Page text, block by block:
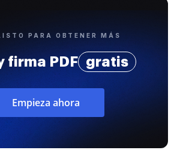
PARA OBTENER MÁS
firma PDF gratis
Empieza ahora